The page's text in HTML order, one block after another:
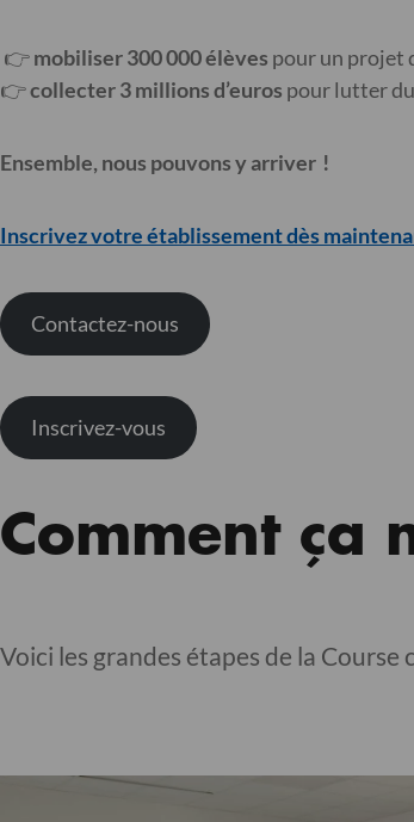
👉mobiliser 300 000 élèves pour un projet
👉collecter 3 millions d’euros pour lutter
Ensemble, nous pouvons yarriver !
Inscrivez votre établissement dès
Contactez-nous
Inscrivez-vous
Comment ça
Voici les grandes étapes de la Course